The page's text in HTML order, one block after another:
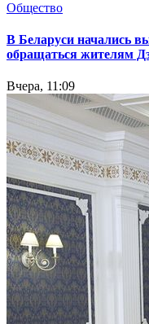
Общество
В Беларуси начались
обращаться жителям
Вчера, 11:09